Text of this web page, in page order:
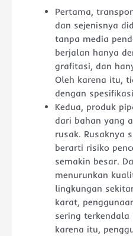
Pertama,
dan sejenisnya
tanpa media
berjalan hanya
grafitasi, dan
Oleh karena itu,
dengan
Kedua, produk
dari bahan yang
rusak. Rusaknya
berarti risiko
semakin besar.
menurunkan
lingkungan
karat,
sering terkendala
karena itu,